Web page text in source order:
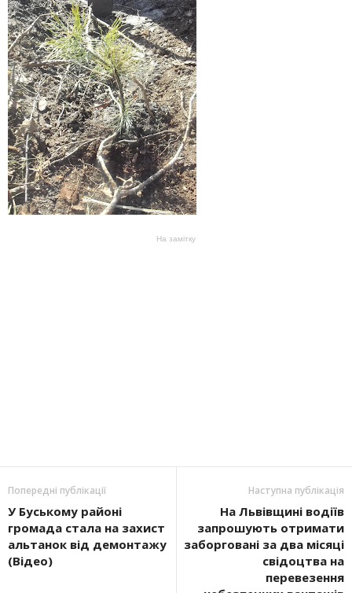
На замітку
Попередні публікації
У Буському районі
громада стала на захист
альтанок від демонтажу
(Відео)
Наступна публікація
На Львівщині водіїв
запрошують отримати
заборговані за два місяці
свідоцтва на
перевезення